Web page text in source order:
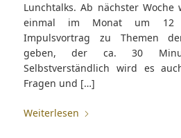
Lunchtalks. Ab nächster
einmal im Monat um 12
Impulsvortrag zu Themen
geben, der ca. 30
Selbstverständlich wird es
Fragen und […]
Weiterlesen